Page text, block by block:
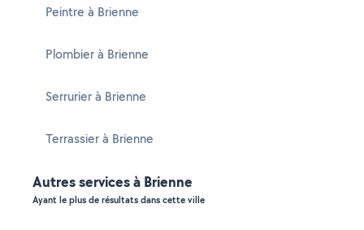
Peintre à Brienne
Plombier à Brienne
Serrurier à Brienne
Terrassier à Brienne
Autres services à Brienne
Ayant le plus de résultats dans cette ville